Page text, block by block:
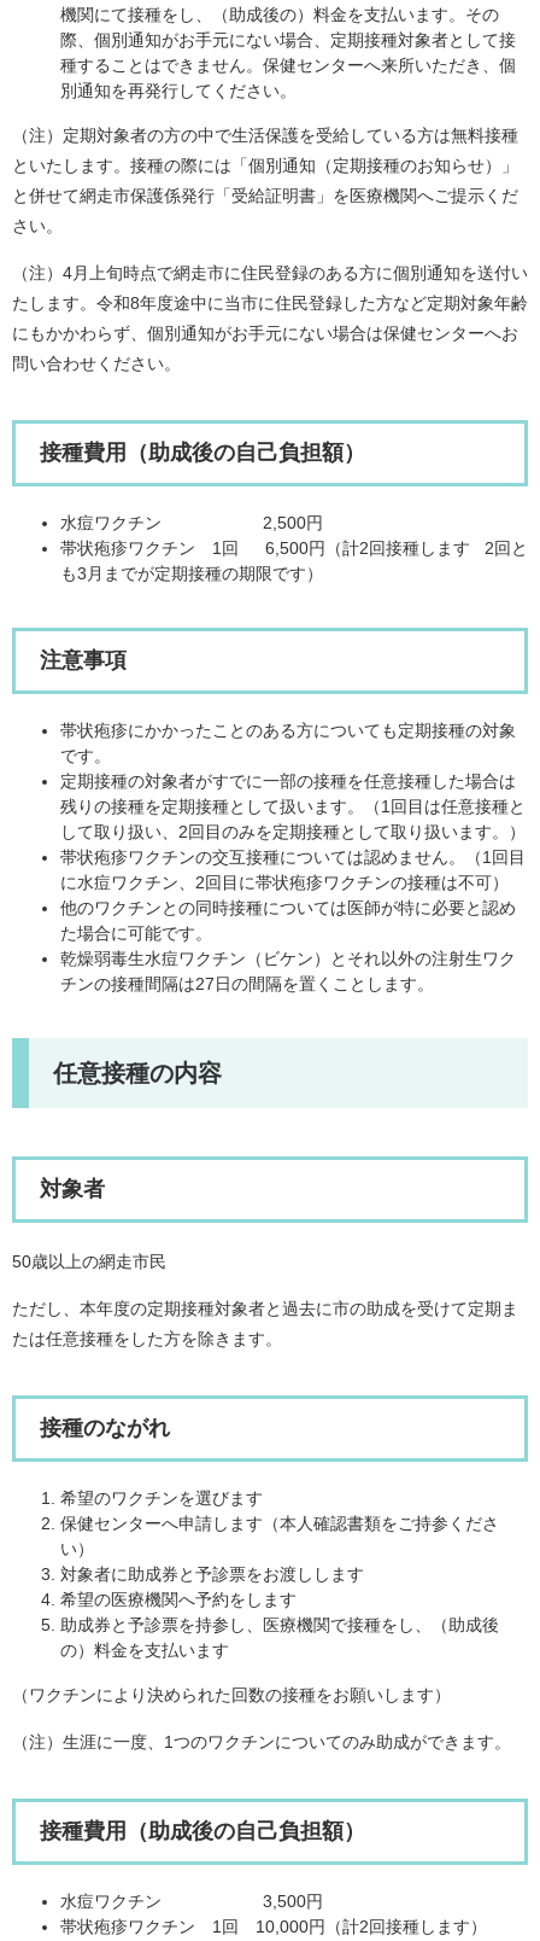
機関にて接種をし、（助成後の）料金を支払います。その
際、個別通知がお手元にない場合、定期接種対象者として接
種することはできません。保健センターへ来所いただき、個
別通知を再発行してください。
（注）定期対象者の方の中で生活保護を受給している方は無料接種
といたします。接種の際には「個別通知（定期接種のお知らせ）」
と併せて網走市保護係発行「受給証明書」を医療機関へご提示くだ
さい。
（注）4月上旬時点で網走市に住民登録のある方に個別通知を送付い
たします。令和8年度途中に当市に住民登録した方など定期対象年齢
にもかかわらず、個別通知がお手元にない場合は保健センターへお
問い合わせください。
接種費用（助成後の自己負担額）
水痘ワクチン 2,500円
帯状疱疹ワクチン 1回 6,500円（計2回接種します 2回と
も3月までが定期接種の期限です）
注意事項
帯状疱疹にかかったことのある方についても定期接種の対象
です。
定期接種の対象者がすでに一部の接種を任意接種した場合は
残りの接種を定期接種として扱います。（1回目は任意接種と
して取り扱い、2回目のみを定期接種として取り扱います。）
帯状疱疹ワクチンの交互接種については認めません。（1回目
に水痘ワクチン、2回目に帯状疱疹ワクチンの接種は不可）
他のワクチンとの同時接種については医師が特に必要と認め
た場合に可能です。
乾燥弱毒生水痘ワクチン（ビケン）とそれ以外の注射生ワク
チンの接種間隔は27日の間隔を置くことします。
任意接種の内容
対象者
50歳以上の網走市民
ただし、本年度の定期接種対象者と過去に市の助成を受けて定期ま
たは任意接種をした方を除きます。
接種のながれ
希望のワクチンを選びます
保健センターへ申請します（本人確認書類をご持参くださ
い）
対象者に助成券と予診票をお渡しします
希望の医療機関へ予約をします
助成券と予診票を持参し、医療機関で接種をし、（助成後
の）料金を支払います
（ワクチンにより決められた回数の接種をお願いします）
（注）生涯に一度、1つのワクチンについてのみ助成ができます。
接種費用（助成後の自己負担額）
水痘ワクチン 3,500円
帯状疱疹ワクチン 1回 10,000円（計2回接種します）